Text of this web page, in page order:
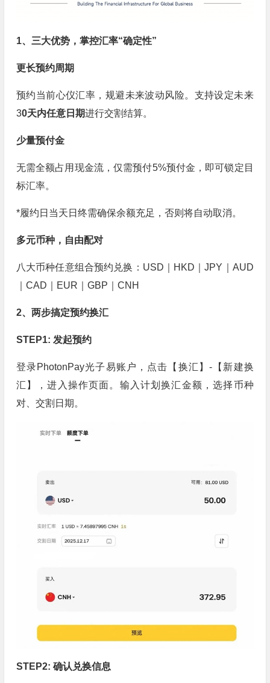
1、三大优势，掌控汇率“确定性”
更长预约周期
预约当前心仪汇率，规避未来波动风险。支持设定未来
30天内任意日期进行交割结算。
少量预付金
无需全额占用现金流，仅需预付5%预付金，即可锁定目
标汇率。
*履约日当天日终需确保余额充足，否则将自动取消。
多元币种，自由配对
八大币种任意组合预约兑换：USD｜HKD｜JPY｜AUD
｜CAD｜EUR｜GBP｜CNH
2、两步搞定预约换汇
STEP1: 发起预约
登录PhotonPay光子易账户，点击【换汇】-【新建换
汇】，进入操作页面。输入计划换汇金额，选择币种
对、交割日期。
STEP2: 确认兑换信息